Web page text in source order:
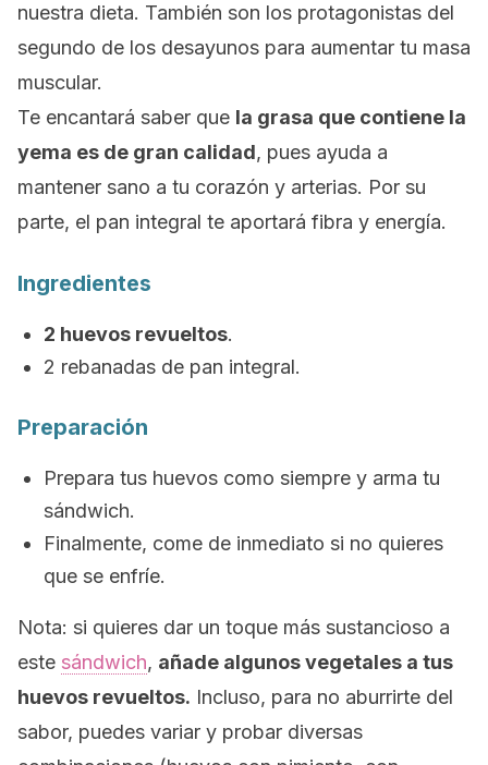
nuestra dieta. También son los protagonistas del
segundo de los desayunos para aumentar tu masa
muscular.
Te encantará saber que la grasa que contiene la
yema es de gran calidad, pues ayuda a
mantener sano a tu corazón y arterias. Por su
parte, el pan integral te aportará fibra y energía.
Ingredientes
2 huevos revueltos.
2 rebanadas de pan integral.
Preparación
Prepara tus huevos como siempre y arma tu
sándwich.
Finalmente, come de inmediato si no quieres
que se enfríe.
Nota: si quieres dar un toque más sustancioso a
este sándwich, añade algunos vegetales a tus
huevos revueltos. Incluso, para no aburrirte del
sabor, puedes variar y probar diversas